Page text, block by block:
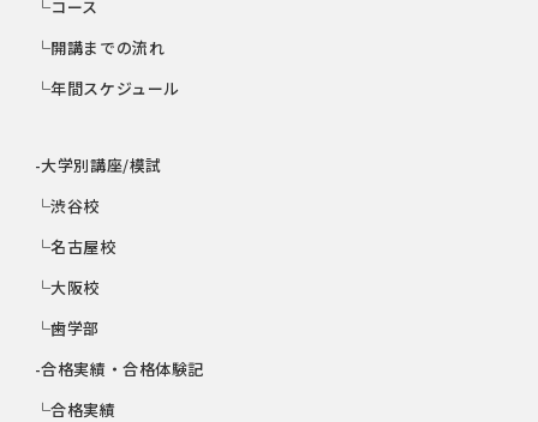
└コース
└開講までの流れ
└年間スケジュール
-大学別講座/模試
└渋谷校
└名古屋校
└大阪校
└歯学部
-合格実績・合格体験記
└合格実績